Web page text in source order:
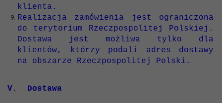
klienta.
Realizacja zamówienia jest ograniczona
do terytorium Rzeczpospolitej Polskiej.
Dostawa jest możliwa tylko dla
klientów, którzy podali adres dostawy
na obszarze Rzeczpospolitej Polski.
V. Dostawa